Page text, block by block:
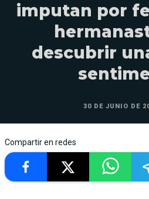
imputan por
descubrir
30 DE JUNIO DE
Compartir en redes